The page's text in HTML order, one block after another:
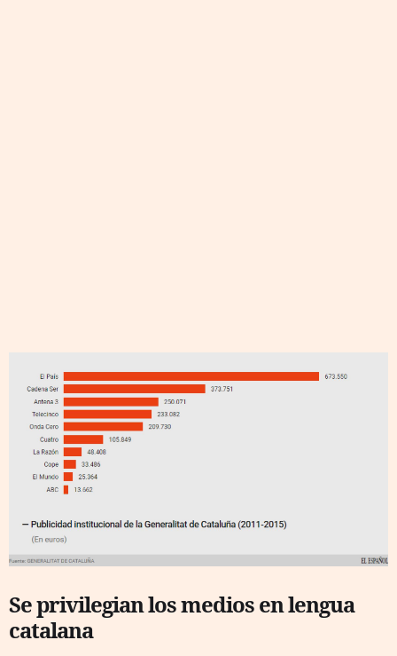
Se privilegian los medios en lengua
catalana